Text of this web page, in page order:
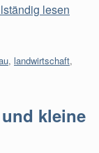
lesen
, landwirtschaft,
kleine